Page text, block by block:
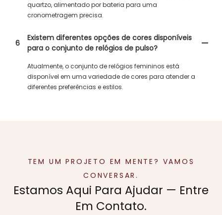
quartzo, alimentado por bateria para uma
cronometragem precisa.
6
Existem diferentes opções de cores disponíveis
para o conjunto de relógios de pulso?
Atualmente, o conjunto de relógios femininos está
disponível em uma variedade de cores para atender a
diferentes preferências e estilos.
TEM UM PROJETO EM MENTE? VAMOS
CONVERSAR.
Estamos Aqui Para Ajudar — Entre
Em Contato.